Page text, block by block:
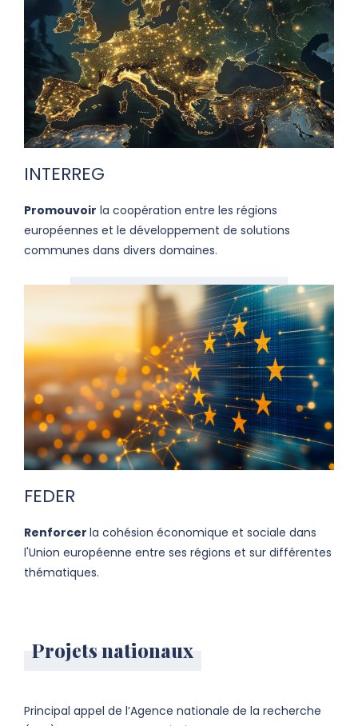
INTERREG
Promouvoir la coopération entre les régions
européennes et le développement de solutions
communes dans divers domaines.
FEDER
Renforcer la cohésion économique et sociale dans
l'Union européenne entre ses régions et sur différentes
thématiques.
Projets nationaux
Principal appel de l’Agence nationale de la recherche